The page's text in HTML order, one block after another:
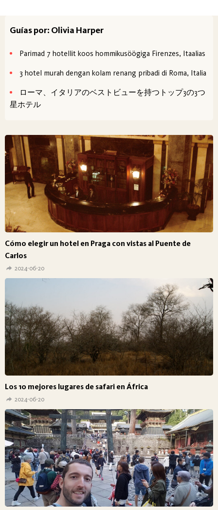
Guías por: Olivia Harper
Parimad 7 hotellit koos hommikusöögiga Firenzes, Itaalias
3 hotel murah dengan kolam renang pribadi di Roma, Italia
ローマ、イタリアのベストビューを持つトップ3の3つ
星ホテル
Cómo elegir un hotel en Praga con vistas al Puente de
Carlos
2024-06-20
Los 10 mejores lugares de safari en África
2024-06-20